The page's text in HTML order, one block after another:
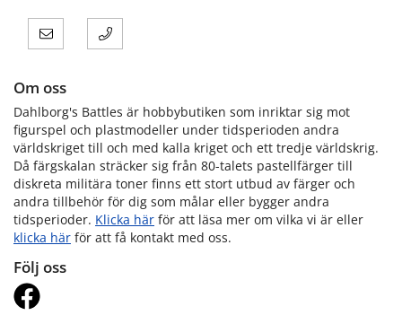
Om oss
Dahlborg's Battles är hobbybutiken som inriktar sig mot
figurspel och plastmodeller under tidsperioden andra
världskriget till och med kalla kriget och ett tredje världskrig.
Då färgskalan sträcker sig från 80-talets pastellfärger till
diskreta militära toner finns ett stort utbud av färger och
andra tillbehör för dig som målar eller bygger andra
tidsperioder. Klicka här för att läsa mer om vilka vi är eller
klicka här för att få kontakt med oss.
Följ oss